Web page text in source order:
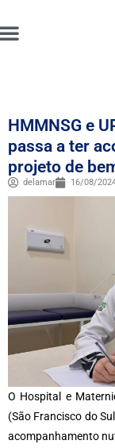
HMMNSG e
passa a ter
projeto de
delamar 16/08/
O Hospital e
(São Francisco do
acompanhamento